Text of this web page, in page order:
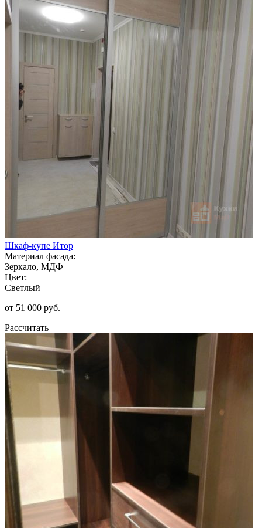
Шкаф-купе Итор
Материал фасада:
Зеркало, МДФ
Цвет:
Светлый
от 51 000 руб.
Рассчитать